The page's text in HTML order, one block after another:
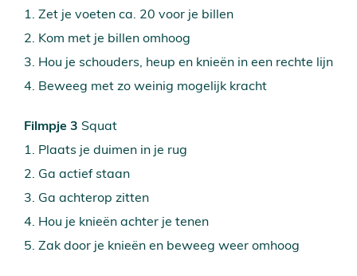
1. Zet je voeten ca. 20 voor je billen
2. Kom met je billen omhoog
3. Hou je schouders, heup en knieën in een rechte lijn
4. Beweeg met zo weinig mogelijk kracht
Filmpje 3 Squat
1. Plaats je duimen in je rug
2. Ga actief staan
3. Ga achterop zitten
4. Hou je knieën achter je tenen
5. Zak door je knieën en beweeg weer omhoog